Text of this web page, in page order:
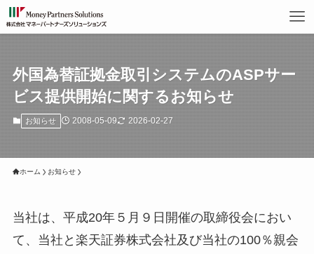
外国為替証拠金取引システムのASPサー
ビス提供開始に関するお知らせ
お知らせ 2008-05-09 2026-02-27
ホーム お知らせ
当社は、平成20年５月９日開催の取締役会におい
て、当社と楽天証券株式会社及び当社の100％親会